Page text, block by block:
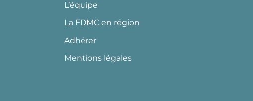
L’équipe
La FDMC en région
Adhérer
Mentions légales